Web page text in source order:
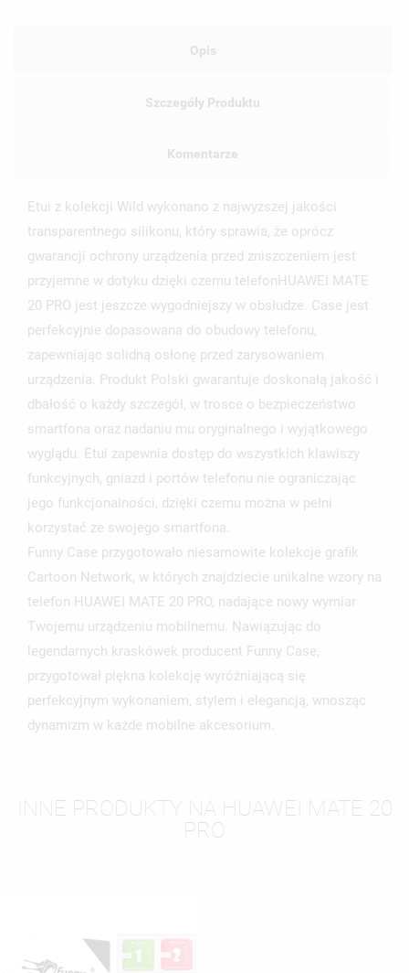
Opis
Szczegóły Produktu
Komentarze
Etui z kolekcji Wild wykonano z najwyższej jakości
transparentnego silikonu, który sprawia, że oprócz
gwarancji ochrony urządzenia przed zniszczeniem jest
przyjemne w dotyku dzięki czemu telefonHUAWEI MATE
20 PRO jest jeszcze wygodniejszy w obsłudze. Case jest
perfekcyjnie dopasowana do obudowy telefonu,
zapewniając solidną osłonę przed zarysowaniem
urządzenia. Produkt Polski gwarantuje doskonałą jakość i
dbałość o każdy szczegół, w trosce o bezpieczeństwo
smartfona oraz nadaniu mu oryginalnego i wyjątkowego
wyglądu. Etui zapewnia dostęp do wszystkich klawiszy
funkcyjnych, gniazd i portów telefonu nie ograniczając
jego funkcjonalności, dzięki czemu można w pełni
korzystać ze swojego smartfona.
Funny Case przygotowało niesamowite kolekcje grafik
Cartoon Network, w których znajdziecie unikalne wzory na
telefon HUAWEI MATE 20 PRO, nadające nowy wymiar
Twojemu urządzeniu mobilnemu. Nawiązując do
legendarnych kraskówek producent Funny Case,
przygotował piękna kolekcję wyróżniającą się
perfekcyjnym wykonaniem, stylem i elegancją, wnosząc
dynamizm w każde mobilne akcesorium.
INNE PRODUKTY NA HUAWEI MATE 20
PRO
MOJE LISTY ŻYCZEŃ
add_circle_outline UTWÓRZ NOWĄ LISTĘ
UTWÓRZ LISTĘ ŻYCZEŃ
NAZWA LISTY ŻYCZEŃ
ANULUJ UTWÓRZ LISTĘ ŻYCZEŃ
ZALOGUJ SIĘ
MUSISZ BYĆ ZALOGOWANY BY ZAPISAĆ PRODUKTY NA
SWOJEJ LIŚCIE ŻYCZEŃ.
ANULUJ ZALOGUJ SIĘ